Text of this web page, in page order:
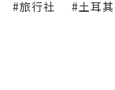
#旅行社 #土耳其